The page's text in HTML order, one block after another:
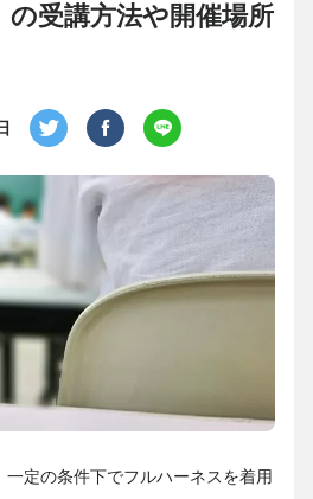
の受講方法や開催場所
定の条件下でフルハーネスを着用